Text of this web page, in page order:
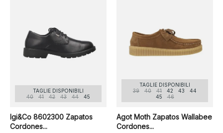
TAGLIE DISPONIBILI
40
41 42 43 44 45
Igi&Co 8602300 Zapatos
Cordones...
TAGLIE DISPONIBILI
39
40 41 42 43
44
45
46
Agot Moth Zapatos Wallabee
Cordones...